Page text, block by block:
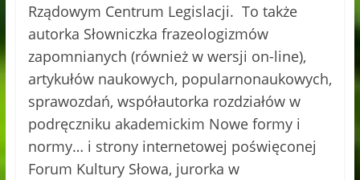
Rządowym Centrum Legislacji. To także
autorka Słowniczka frazeologizmów
zapomnianych (również w wersji on-line),
artykułów naukowych, popularnonaukowych,
sprawozdań, współautorka rozdziałów w
podręczniku akademickim Nowe formy i
normy… i strony internetowej poświęconej
Forum Kultury Słowa, jurorka w